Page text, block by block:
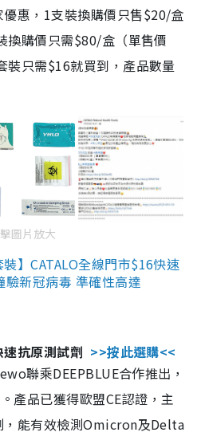
惠，1支裝換購價只售$20/盒
換購價只需$80/盒（單售價
裝只需$16就買到，產品數量
圖片放大
】CATALO全線門市$16快速
新冠病毒 準確性高達
抗原測試劑 >>按此選購<<
聯乘DEEPBLUE合作推出，
產品已獲得歐盟CE認證，主
，能有效檢測Omicron及Delta